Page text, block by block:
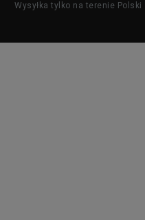
Wysyłka tylko na terenie Polski